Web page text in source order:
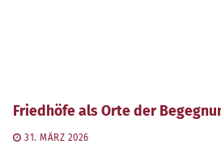
Friedhöfe als Orte der
31. MÄRZ 2026